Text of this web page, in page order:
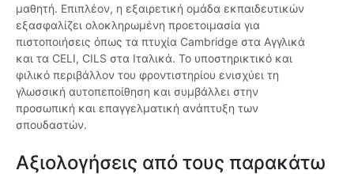
μαθητή. Επιπλέον, η εξαιρετική ομάδα εκπαιδευτικών
εξασφαλίζει ολοκληρωμένη προετοιμασία για
πιστοποιήσεις όπως τα πτυχία Cambridge στα Αγγλικά
και τα CELI, CILS στα Ιταλικά. Το υποστηρικτικό και
φιλικό περιβάλλον του φροντιστηρίου ενισχύει τη
γλωσσική αυτοπεποίθηση και συμβάλλει στην
προσωπική και επαγγελματική ανάπτυξη των
σπουδαστών.
Αξιολογήσεις από τους παρακάτω